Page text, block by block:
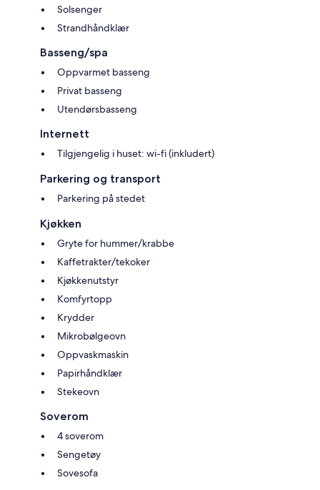
Solsenger
Strandhåndklær
Basseng/spa
Oppvarmet basseng
Privat basseng
Utendørsbasseng
Internett
Tilgjengelig i huset: wi-fi (inkludert)
Parkering og transport
Parkering på stedet
Kjøkken
Gryte for hummer/krabbe
Kaffetrakter/tekoker
Kjøkkenutstyr
Komfyrtopp
Krydder
Mikrobølgeovn
Oppvaskmaskin
Papirhåndklær
Stekeovn
Soverom
4 soverom
Sengetøy
Sovesofa